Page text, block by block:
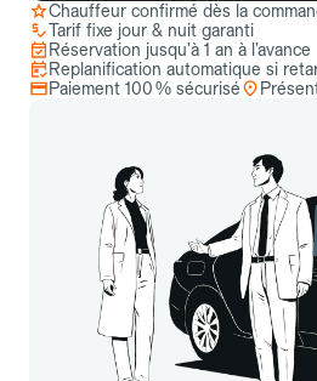
Chauffeur confirmé dès la
Tarif fixe jour & nuit garanti
Réservation jusqu’à 1 an à l’avance
Replanification automatique si
Paiement 100 % sécurisé